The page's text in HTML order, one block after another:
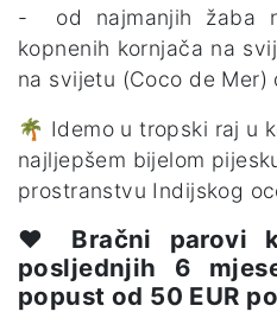
- od najmanjih žaba
kopnenih kornjača na
na svijetu (Coco de Mer)
🌴 Idemo u tropski raj u
najljepšem bijelom
prostranstvu Indijskog
♥️
Bračni parovi
posljednjih 6
popust od 50 EUR